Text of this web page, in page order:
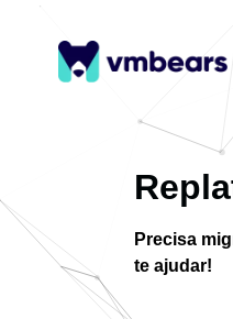
Precisa
te ajudar!